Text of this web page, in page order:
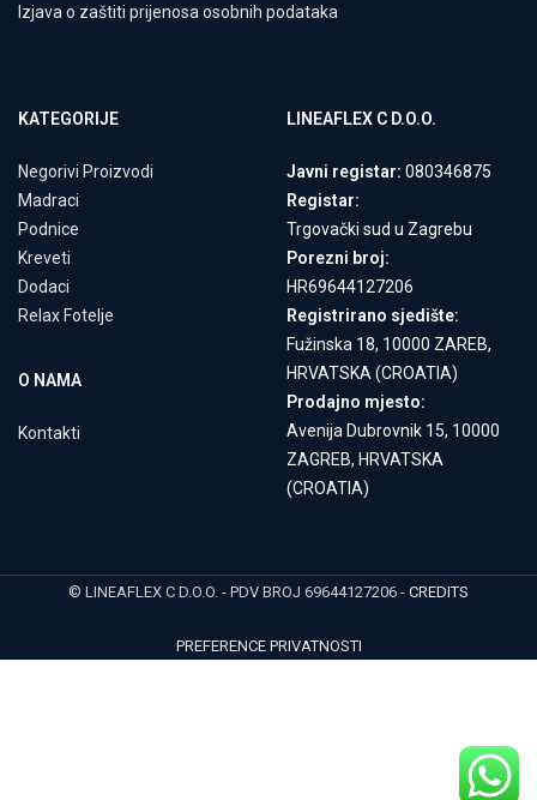
Izjava o zaštiti prijenosa osobnih podataka
KATEGORIJE
Negorivi Proizvodi
Madraci
Podnice
Kreveti
Dodaci
Relax Fotelje
O NAMA
Kontakti
LINEAFLEX C D.O.O.
Javni registar: 080346875
Registar:
Trgovački sud u Zagrebu
Porezni broj:
HR69644127206
Registrirano sjedište:
Fužinska 18, 10000 ZAREB,
HRVATSKA (CROATIA)
Prodajno mjesto:
Avenija Dubrovnik 15, 10000
ZAGREB, HRVATSKA
(CROATIA)
© LINEAFLEX C D.O.O. - PDV BROJ 69644127206 - CREDITS
PREFERENCE PRIVATNOSTI